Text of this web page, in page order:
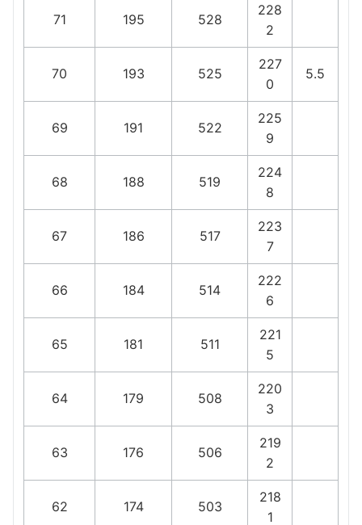
71 195 528
228
2
70 193 525
227
0
5.5
69 191 522
225
9
68 188 519
224
8
67 186 517
223
7
66 184 514
222
6
65 181 511
221
5
64 179 508
220
3
63 176 506
219
2
62 174 503
218
1